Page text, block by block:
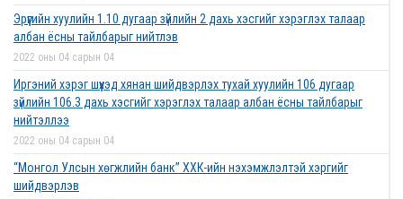
Эрүүгийн хуулийн 1.10 дугаар зүйлийн 2 дахь хэсгийг хэрэглэх талаар
албан ёсны тайлбарыг нийтлэв
2022 оны 04 сарын 04
Иргэний хэрэг шүүхэд хянан шийдвэрлэх тухай хуулийн 106 дугаар
зүйлийн 106.3 дахь хэсгийг хэрэглэх талаар албан ёсны тайлбарыг
нийтэллээ
2022 оны 04 сарын 04
“Монгол Улсын хөгжлийн банк” ХХК-ийн нэхэмжлэлтэй хэргийг
шийдвэрлэв